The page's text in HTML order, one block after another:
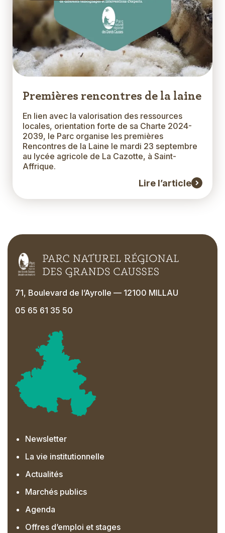
Premières rencontres de la laine
Extrait
En lien avec la valorisation des ressources
locales, orientation forte de sa Charte 2024-
2039, le Parc organise les premières
Rencontres de la Laine le mardi 23 septembre
au lycée agricole de La Cazotte, à Saint-
Affrique.
Lire l’article
71, Boulevard de l’Ayrolle — 12100 MILLAU
05 65 61 35 50
Newsletter
La vie institutionnelle
Actualités
Marchés publics
Agenda
Offres d’emploi et stages